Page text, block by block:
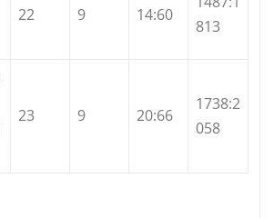
22 9 14:60
813
23 9 20:66
1738:2
058